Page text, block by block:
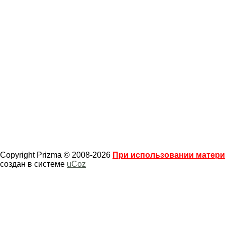
Copyright Prizma © 2008-2026 При использовании
создан в системе uCoz